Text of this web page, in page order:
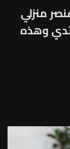
منزلي
وهذه